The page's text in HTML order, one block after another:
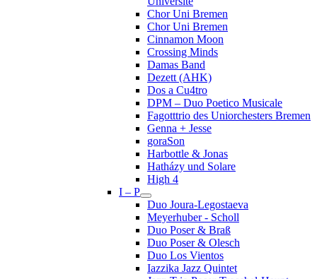
Chor Uni Bremen
Chor Uni Bremen
Cinnamon Moon
Crossing Minds
Damas Band
Dezett (AHK)
Dos a Cu4tro
DPM – Duo Poetico Musicale
Fagotttrio des Uniorchesters Bremen
Genna + Jesse
goraSon
Harbottle & Jonas
Hatházy und Solare
High 4
I – P
Duo Joura-Legostaeva
Meyerhuber - Scholl
Duo Poser & Braß
Duo Poser & Olesch
Duo Los Vientos
Iazzika Jazz Quintet